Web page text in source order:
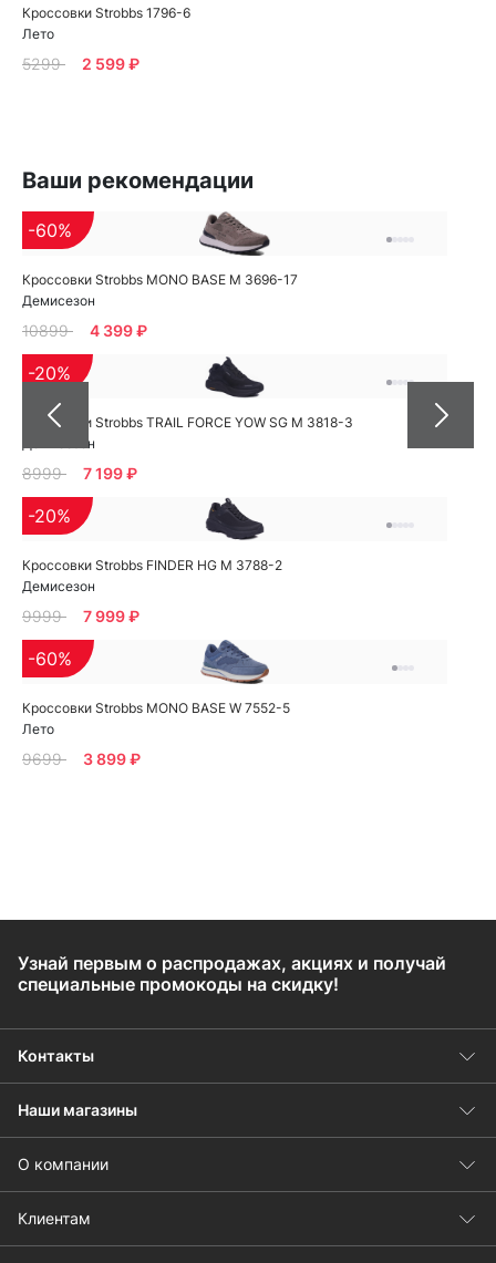
Кроссовки Strobbs 1796-6
Лето
5299 2 599 ₽
Ваши рекомендации
Кроссовки Strobbs MONO BASE M 3696-17
Демисезон
-60%
10899 4 399 ₽
Кроссовки Strobbs TRAIL FORCE YOW SG M 3818-3
Демисезон
-20%
8999 7 199 ₽
Кроссовки Strobbs FINDER HG M 3788-2
Демисезон
-20%
9999 7 999 ₽
Кроссовки Strobbs MONO BASE W 7552-5
Лето
-60%
9699 3 899 ₽
Узнай первым о распродажах, акциях и получай
специальные промокоды на скидку!
Контакты
Наши магазины
О компании
Клиентам